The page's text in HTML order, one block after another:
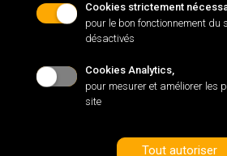
Nos sites web : www.isilog.fr
Cookies strictement
pour le bon fonctionnement du
désactivés
Cookies Analytics,
pour mesurer et améliorer les
site
Tout autoriser